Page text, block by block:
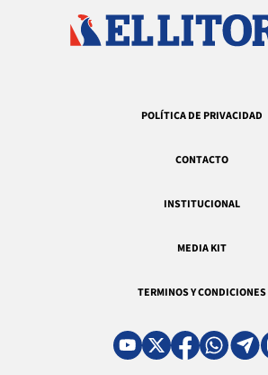
POLÍTICA DE PRIVACIDAD
CONTACTO
INSTITUCIONAL
MEDIA KIT
TERMINOS Y CONDICIONES